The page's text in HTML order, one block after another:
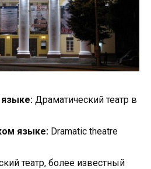
языке: Драматический театр в
языке: Dramatic theatre
театр, более известный